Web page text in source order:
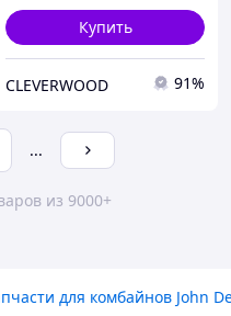
Купить
CLEVERWOOD 91%
...
из 9000+
для комбайнов John